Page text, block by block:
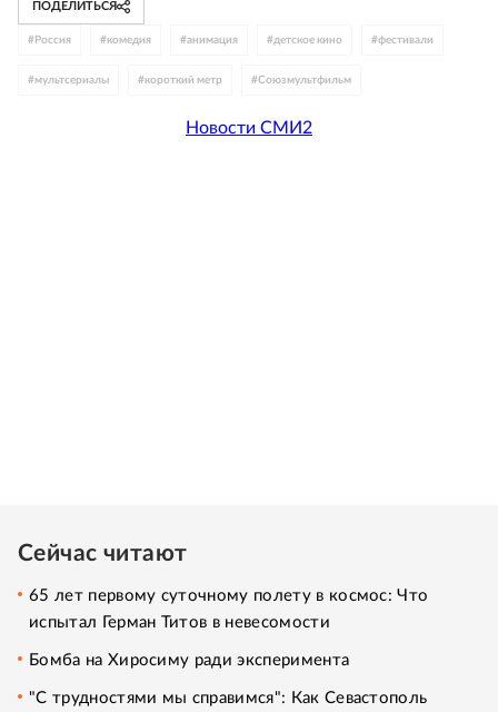
ПОДЕЛИТЬСЯ
# Россия #комедия #анимация # детское кино #фестивали
#мультсериалы #короткий метр #Союзмультфильм
Новости СМИ2
Сейчас читают
65 лет первому суточному полету в космос: Что
испытал Герман Титов в невесомости
Бомба на Хиросиму ради эксперимента
"С трудностями мы справимся": Как Севастополь